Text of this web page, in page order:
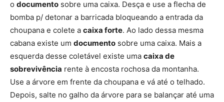
o documento sobre uma caixa. Desça e use a flecha de
bomba p/ detonar a barricada bloqueando a entrada da
choupana e colete a caixa forte. Ao lado dessa mesma
cabana existe um documento sobre uma caixa. Mais a
esquerda desse coletável existe uma caixa de
sobrevivência rente à encosta rochosa da montanha.
Use a árvore em frente da choupana e vá até o telhado.
Depois, salte no galho da árvore para se balançar até uma